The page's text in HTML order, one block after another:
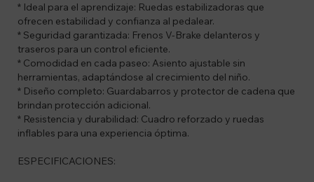
* Ideal para el aprendizaje: Ruedas estabilizadoras que
ofrecen estabilidad y confianza al pedalear.
* Seguridad garantizada: Frenos V-Brake delanteros y
traseros para un control eficiente.
* Comodidad en cada paseo: Asiento ajustable sin
herramientas, adaptándose al crecimiento del niño.
* Diseño completo: Guardabarros y protector de cadena que
brindan protección adicional.
* Resistencia y durabilidad: Cuadro reforzado y ruedas
inflables para una experiencia óptima.
ESPECIFICACIONES: